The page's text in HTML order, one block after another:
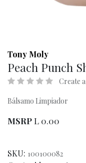
Tony Moly
Peach Punch
Create
Bálsamo Limpiador
MSRPL 0.00
SKU: 100100082